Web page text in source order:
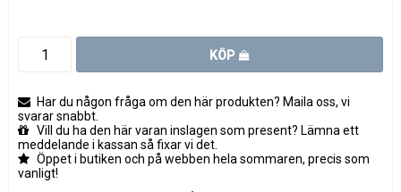
KÖP
Har du någon fråga om den här produkten? Maila oss, vi
svarar snabbt.
Vill du ha den här varan inslagen som present? Lämna ett
meddelande i kassan så fixar vi det.
Öppet i butiken och på webben hela sommaren, precis som
vanligt!